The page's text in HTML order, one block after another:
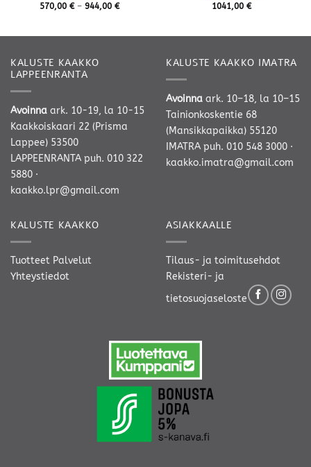
570,00 € – 944,00 €Hintaluokka:
1041,00 €
KALUSTE KAAKKO
LAPPEENRANTA
Avoinna ark. 10-19, la 10-15
Kaakkoiskaari 22 (Prisma
Lappee) 53500
LAPPEENRANTA puh. 010 322
5880 ·
kaakko.lpr@gmail.com
KALUSTE KAAKKO IMATRA
Avoinna ark. 10–18, la 10–15
Tainionkoskentie 68
(Mansikkapaikka) 55120
IMATRA puh. 010 548 3000 ·
kaakko.imatra@gmail.com
KALUSTE KAAKKO
Tuotteet Palvelut
Yhteystiedot
ASIAKKAALLE
Tilaus- ja toimitusehdot
Rekisteri- ja
tietosuojaseloste